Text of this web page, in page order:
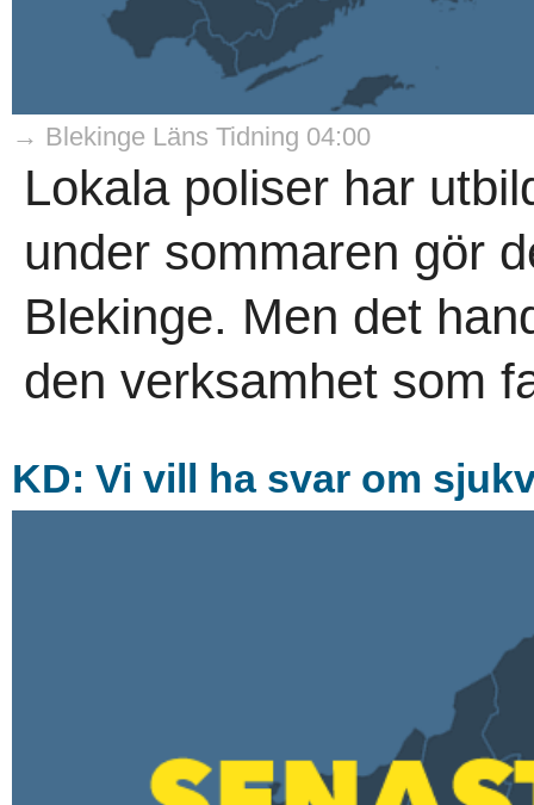
→ Blekinge Läns Tidning 04:00
Lokala poliser har
under sommaren gör
Blekinge. Men det
den verksamhet som
KD: Vi vill ha svar om